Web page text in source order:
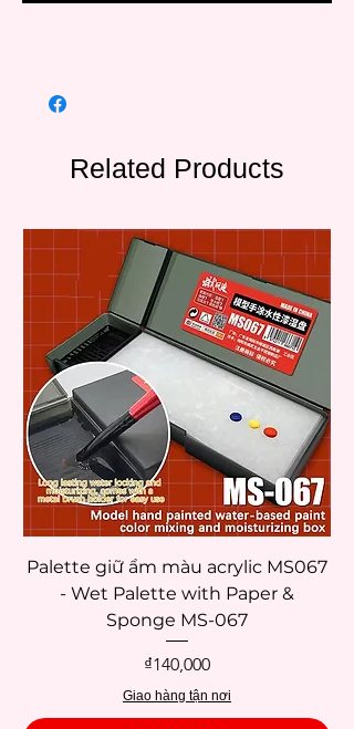
Related Products
Palette giữ ẩm màu acrylic MS067
- Wet Palette with Paper &
Sponge MS-067
Price
₫140,000
Giao hàng tận nơi